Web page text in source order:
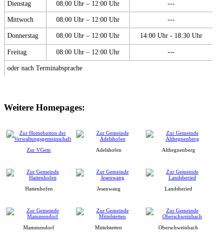
Dienstag 08:00 Uhr – 12:00 Uhr ---
Mittwoch 08:00 Uhr – 12:00 Uhr ---
Donnerstag 08:00 Uhr – 12:00 Uhr 14:00 Uhr - 18:30 Uhr
Freitag 08:00 Uhr – 12:00 Uhr ---
oder nach Terminabsprache
Weitere Homepages:
Zur VGem Adelshofen Althegnenberg
Hattenhofen Jesenwang Landsberied
Mammendorf Mittelstetten Oberschweinbach